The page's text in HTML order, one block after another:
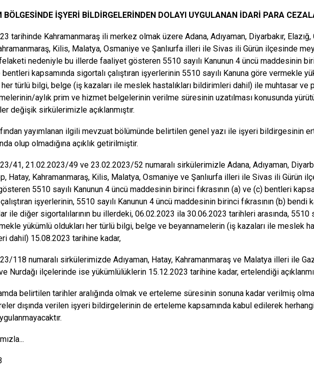
BÖLGESİNDE İŞYERİ BİLDİRGELERİNDEN DOLAYI UYGULANAN İDARİ PARA
tarihinde Kahramanmaraş ili merkez olmak üzere Adana, Adıyaman, Diyarbakır, Elazığ,
Kilis, Malatya, Osmaniye ve Şanlıurfa illeri ile Sivas ili Gürün ilçesinde
nedeniyle bu illerde faaliyet gösteren 5510 sayılı Kanunun 4 üncü maddesinin
kapsamında sigortalı çalıştıran işyerlerinin 5510 sayılı Kanuna göre vermekle
her türlü bilgi, belge (iş kazaları ile meslek hastalıkları bildirimleri dahil) ile muhtasar ve
aylık prim ve hizmet belgelerinin verilme süresinin uzatılması konusunda
değişik sirkülerimizle açıklanmıştır.
yayımlanan ilgili mevzuat bölümünde belirtilen genel yazı ile işyeri bildirgesinin
olup olmadığına açıklık getirilmiştir.
41, 21.02.2023/49 ve 23.02.2023/52 numaralı sirkülerimizle Adana, Adıyaman,
Hatay, Kahramanmaraş, Kilis, Malatya, Osmaniye ve Şanlıurfa illeri ile Sivas ili Gürün
5510 sayılı Kanunun 4 üncü maddesinin birinci fıkrasının (a) ve (c) bentleri
işyerlerinin, 5510 sayılı Kanunun 4 üncü maddesinin birinci fıkrasının (b) bendi
ile diğer sigortalılarının bu illerdeki, 06.02.2023 ila 30.06.2023 tarihleri arasında, 5510
yükümlü oldukları her türlü bilgi, belge ve beyannamelerin (iş kazaları ile meslek
dahil) 15.08.2023 tarihine kadar,
118 numaralı sirkülerimizde Adıyaman, Hatay, Kahramanmaraş ve Malatya illeri ile
Nurdağı ilçelerinde ise yükümlülüklerin 15.12.2023 tarihine kadar, ertelendiği
belirtilen tarihler aralığında olmak ve erteleme süresinin sonuna kadar verilmiş
dışında verilen işyeri bildirgelerinin de erteleme kapsamında kabul edilerek